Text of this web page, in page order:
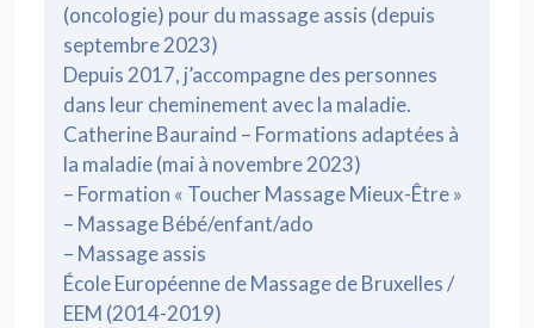
(oncologie) pour du massage assis (depuis
septembre 2023)
Depuis 2017, j’accompagne des personnes
dans leur cheminement avec la maladie.
Catherine Bauraind – Formations adaptées à
la maladie (mai à novembre 2023)
– Formation « Toucher Massage Mieux-Être »
– Massage Bébé/enfant/ado
– Massage assis
École Européenne de Massage de Bruxelles /
EEM (2014-2019)